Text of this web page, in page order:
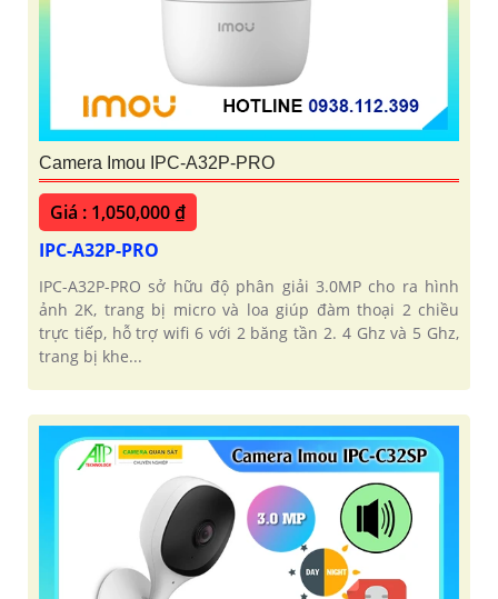
Camera Imou IPC-A32P-PRO
Giá : 1,050,000 ₫
IPC-A32P-PRO
IPC-A32P-PRO sở hữu độ phân giải 3.0MP cho ra hình
ảnh 2K, trang bị micro và loa giúp đàm thoại 2 chiều
trực tiếp, hỗ trợ wifi 6 với 2 băng tần 2. 4 Ghz và 5 Ghz,
trang bị khe...